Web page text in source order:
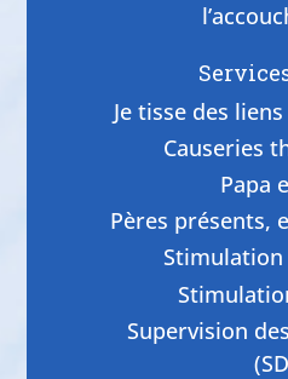
Je tisse des
Causeries
Papa
Pères présents,
Stimulation
Supervision